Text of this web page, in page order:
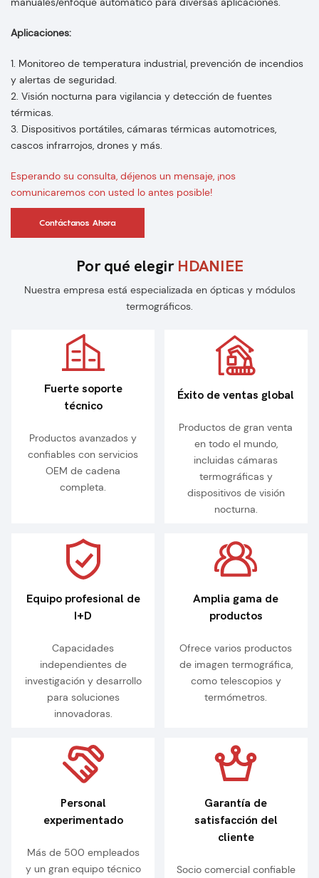
Aplicaciones:
1. Monitoreo de temperatura industrial, prevención de incendios
y alertas de seguridad.
2. Visión nocturna para vigilancia y detección de fuentes
térmicas.
3. Dispositivos portátiles, cámaras térmicas automotrices,
cascos infrarrojos, drones y más.
Esperando su consulta, déjenos un mensaje, ¡nos
comunicaremos con usted lo antes posible!
Contáctanos Ahora
Por qué elegir HDANIEE
Nuestra empresa está especializada en ópticas y módulos
termográficos.
Fuerte soporte
técnico
Productos avanzados y
confiables con servicios
OEM de cadena
completa.
Éxito de ventas global
Productos de gran venta
en todo el mundo,
incluidas cámaras
termográficas y
dispositivos de visión
nocturna.
Equipo profesional de
I+D
Capacidades
independientes de
investigación y desarrollo
para soluciones
innovadoras.
Amplia gama de
productos
Ofrece varios productos
de imagen termográfica,
como telescopios y
termómetros.
Personal
experimentado
Más de 500 empleados
y un gran equipo técnico
Garantía de
satisfacción del
cliente
Socio comercial confiable